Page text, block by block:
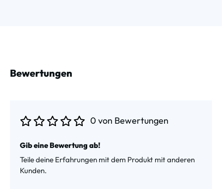
Bewertungen
0 von Bewertungen
Gib eine Bewertung ab!
Teile deine Erfahrungen mit dem Produkt mit anderen
Kunden.